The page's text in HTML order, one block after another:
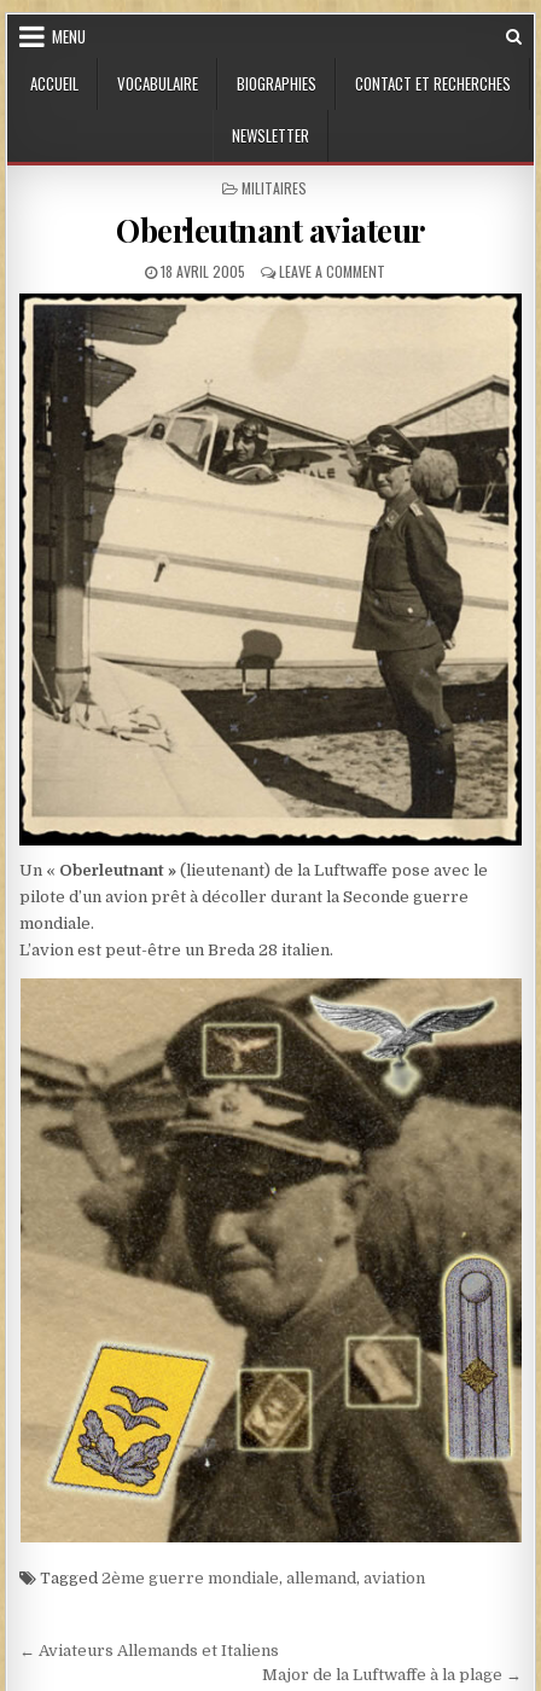
Skip to content
MENU
ACCUEIL
VOCABULAIRE BIOGRAPHIES CONTACT ET RECHERCHES
NEWSLETTER
POSTED IN
MILITAIRES
Oberleutnant aviateur
PUBLISHED DATE:
18 AVRIL 2005 LEAVE A COMMENTON OBERLEUTNANT
Un « Oberleutnant » (lieutenant) de la Luftwaffe pose avec le
pilote d’un avion prêt à décoller durant la Seconde guerre
mondiale.
L’avion est peut-être un Breda 28 italien.
Tagged2ème guerre mondiale,allemand,aviation
Navigation de l’article
← Aviateurs Allemands et Italiens
Major de la Luftwaffe à la plage →